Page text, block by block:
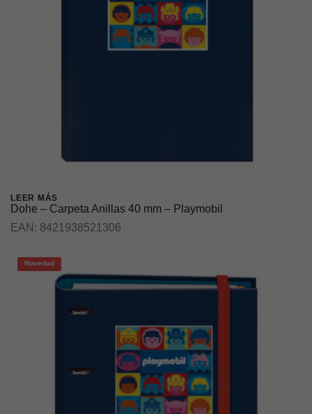
LEER MÁS
Dohe – Carpeta Anillas 40 mm – Playmobil
EAN: 8421938521306
Novedad